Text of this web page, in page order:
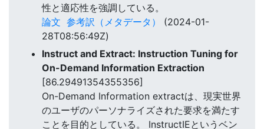
性と適応性を強調している。
論文 参考訳（メタデータ）
(2024-01-
28T08:56:49Z)
Instruct and Extract: Instruction Tuning for
On-Demand Information Extraction
[86.29491354355356]
On-Demand Information extractは、現実世界
のユーザのパーソナライズされた要求を満たす
ことを目的としている。 InstructIEというベン